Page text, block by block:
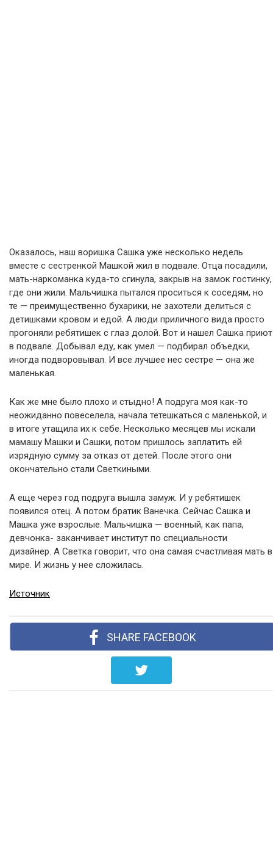
Оказалось, наш воришка Сашка уже несколько недель
вместе с сестренкой Машкой жил в подвале. Отца посадили,
мать-наркоманка куда-то сгинула, закрыв на замок гостинку,
где они жили. Мальчишка пытался проситься к соседям, но
те — преимущественно бухарики, не захотели делиться с
детишками кровом и едой. А люди приличного вида просто
прогоняли ребятишек с глаз долой. Вот и нашел Сашка приют
в подвале. Добывал еду, как умел — подбирал объедки,
иногда подворовывал. И все лучшее нес сестре — она же
маленькая.
Как же мне было плохо и стыдно! А подруга моя как-то
неожиданно повеселела, начала тетешкаться с маленькой, и
в итоге утащила их к себе. Несколько месяцев мы искали
мамашу Машки и Сашки, потом пришлось заплатить ей
изрядную сумму за отказ от детей. После этого они
окончательно стали Светкиными.
А еще через год подруга вышла замуж. И у ребятишек
появился отец. А потом братик Ванечка. Сейчас Сашка и
Машка уже взрослые. Мальчишка — военный, как папа,
девчонка- заканчивает институт по специальности
дизайнер. А Светка говорит, что она самая счастливая мать в
мире. И жизнь у нее сложилась.
Источник
SHARE FACEBOOK